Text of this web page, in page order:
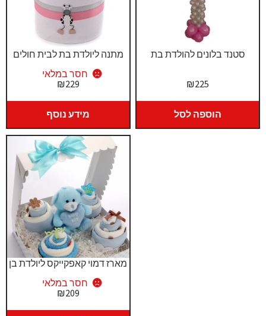
מתנה ליולדת בת לבית חולים
חסר במלאי
₪229
מידע נוסף
סטנד בלונים להולדת בת
₪225
הוספה לסל
מארז דמוי קאפקייקס ליולדת בן
חסר במלאי
₪209